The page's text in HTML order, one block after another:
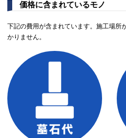
価格に含まれているモノ
下記の費用が含まれています。施工場所
かりません。